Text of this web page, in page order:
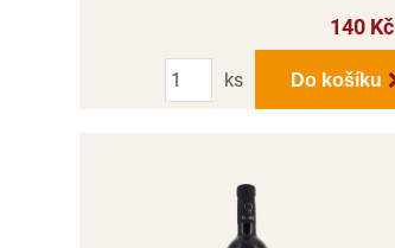
140 Kč
Počet
ks
Do košíku